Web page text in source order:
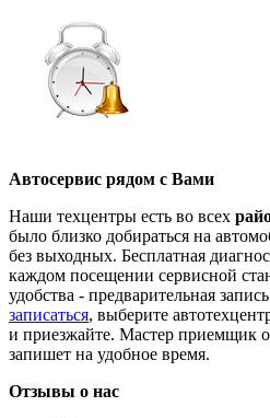
Автосервис рядом с Вами
Наши техцентры есть во всех
было близко добираться на
без выходных. Бесплатная
каждом посещении сервисной
удобства - предварительная
записаться, выберите
и приезжайте. Мастер приемщик
запишет на удобное время.
Отзывы о нас